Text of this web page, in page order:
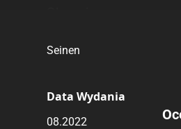
Seinen
Data Wydania
08.2022